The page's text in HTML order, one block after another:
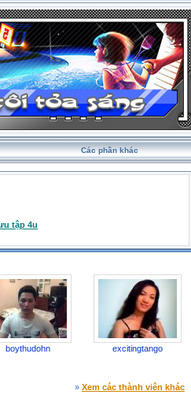
Các phần khác
tập 4u
boythudohn excitingtango
» Xem các thành viên khác